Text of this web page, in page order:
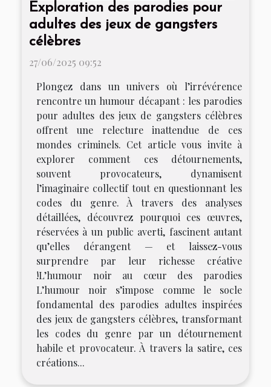
Exploration des parodies pour
adultes des jeux de gangsters
célèbres
27/06/2025 09:52
Plongez dans un univers où l’irrévérence
rencontre un humour décapant : les parodies
pour adultes des jeux de gangsters célèbres
offrent une relecture inattendue de ces
mondes criminels. Cet article vous invite à
explorer comment ces détournements,
souvent provocateurs, dynamisent
l’imaginaire collectif tout en questionnant les
codes du genre. À travers des analyses
détaillées, découvrez pourquoi ces œuvres,
réservées à un public averti, fascinent autant
qu’elles dérangent — et laissez-vous
surprendre par leur richesse créative
!L’humour noir au cœur des parodies
L’humour noir s’impose comme le socle
fondamental des parodies adultes inspirées
des jeux de gangsters célèbres, transformant
les codes du genre par un détournement
habile et provocateur. À travers la satire, ces
créations...